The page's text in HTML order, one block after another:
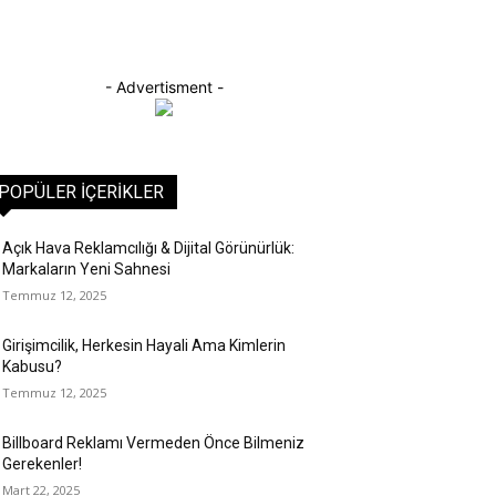
- Advertisment -
POPÜLER İÇERIKLER
Açık Hava Reklamcılığı & Dijital Görünürlük:
Markaların Yeni Sahnesi
Temmuz 12, 2025
Girişimcilik, Herkesin Hayali Ama Kimlerin
Kabusu?
Temmuz 12, 2025
Billboard Reklamı Vermeden Önce Bilmeniz
Gerekenler!
Mart 22, 2025